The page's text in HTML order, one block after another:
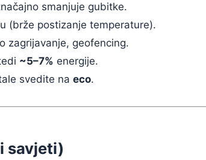
smanjuje gubitke.
(brže postizanje temperature).
zagrijavanje, geofencing.
~5–7% energije.
svedite na eco.
savjeti)